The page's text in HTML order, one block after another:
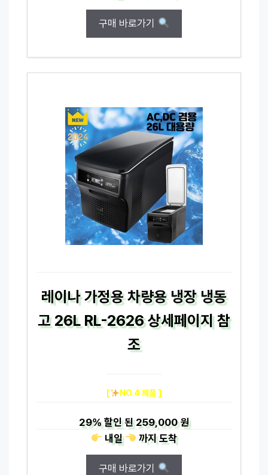
구매 바로가기
레이나 가정용 차량용 냉장 냉동
고 26L RL-2626 상세페이지 참
조
[ NO.4 제품 ]
29%할인 된259,000 원
내일
까지도착
구매 바로가기